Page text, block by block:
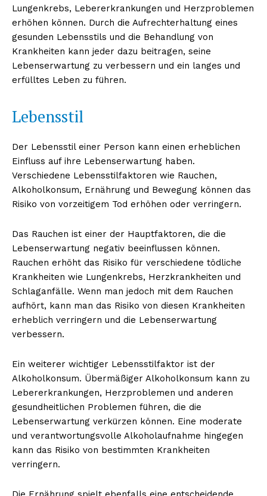
Lungenkrebs, Lebererkrankungen und Herzproblemen
erhöhen können. Durch die Aufrechterhaltung eines
gesunden Lebensstils und die Behandlung von
Krankheiten kann jeder dazu beitragen, seine
Lebenserwartung zu verbessern und ein langes und
erfülltes Leben zu führen.
Lebensstil
Der Lebensstil einer Person kann einen erheblichen
Einfluss auf ihre Lebenserwartung haben.
Verschiedene Lebensstilfaktoren wie Rauchen,
Alkoholkonsum, Ernährung und Bewegung können das
Risiko von vorzeitigem Tod erhöhen oder verringern.
Das Rauchen ist einer der Hauptfaktoren, die die
Lebenserwartung negativ beeinflussen können.
Rauchen erhöht das Risiko für verschiedene tödliche
Krankheiten wie Lungenkrebs, Herzkrankheiten und
Schlaganfälle. Wenn man jedoch mit dem Rauchen
aufhört, kann man das Risiko von diesen Krankheiten
erheblich verringern und die Lebenserwartung
verbessern.
Ein weiterer wichtiger Lebensstilfaktor ist der
Alkoholkonsum. Übermäßiger Alkoholkonsum kann zu
Lebererkrankungen, Herzproblemen und anderen
gesundheitlichen Problemen führen, die die
Lebenserwartung verkürzen können. Eine moderate
und verantwortungsvolle Alkoholaufnahme hingegen
kann das Risiko von bestimmten Krankheiten
verringern.